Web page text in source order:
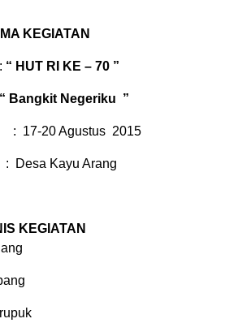
KEGIATAN
“ HUT RI KE – 70 ”
“ Bangkit Negeriku ”
20 Agustus 2015
Kayu Arang
KEGIATAN